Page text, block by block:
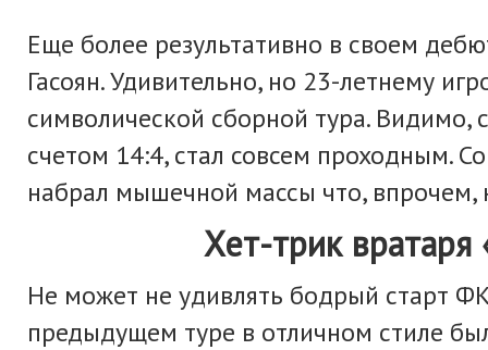
Еще более результативно в своем
Гасоян. Удивительно, но 23-летнему
символической сборной тура. Видимо,
счетом 14:4, стал совсем проходным.
набрал мышечной массы что,
Хет-трик вратаря
Не может не удивлять бодрый старт
предыдущем туре в отличном стиле